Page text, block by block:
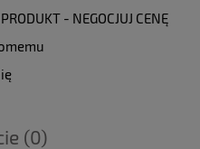
- NEGOCJUJ CENĘ
(0)